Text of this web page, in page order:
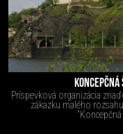
KONCEPČNÁ
Príspevková organizácia
zákazku malého